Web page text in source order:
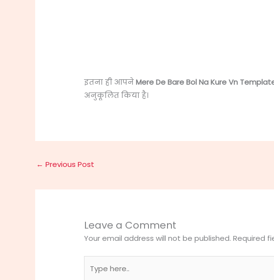
इतना ही आपनेMere De Bare Bol Na Kure Vn
अनुकूलित किया है।
← Previous Post
Leave a Comment
Your email address will not be published. Required
here..